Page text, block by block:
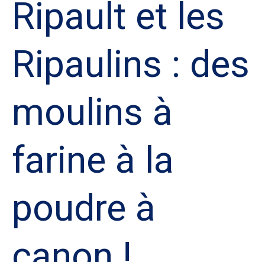
Ripault et les
Ripaulins : des
moulins à
farine à la
poudre à
canon